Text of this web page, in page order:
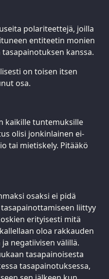
polariteettejä, joilla
entiteetin monien
kanssa.
on toisen itsen
osa.
kaikille tuntemuksille
olisi jonkinlainen ei-
tai mietiskely. Pitääkö
osaksi ei pidä
liittyy
erityisesti mitä
oloa rakkauden
negatiivisen välillä.
tasapainoisesta
tasapainotuksessa,